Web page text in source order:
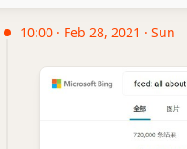
10:00 · Feb 28, 2021 · Sun